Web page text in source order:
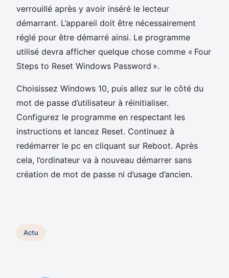
verrouillé après y avoir inséré le lecteur
démarrant. L’appareil doit être nécessairement
réglé pour être démarré ainsi. Le programme
utilisé devra afficher quelque chose comme « Four
Steps to Reset Windows Password ».
Choisissez Windows 10, puis allez sur le côté du
mot de passe d’utilisateur à réinitialiser.
Configurez le programme en respectant les
instructions et lancez Reset. Continuez à
redémarrer le pc en cliquant sur Reboot. Après
cela, l’ordinateur va à nouveau démarrer sans
création de mot de passe ni d’usage d’ancien.
Actu